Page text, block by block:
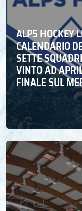
ALPS HOCKEY
CALENDARIO
SETTE
VINTO AD
FINALE SUL